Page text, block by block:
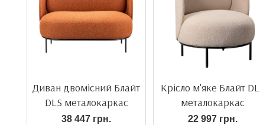
Диван двомісний Блайт
DLS металокаркас
38 447 грн.
Крісло м'яке Блайт
металокаркас
22 997 грн.